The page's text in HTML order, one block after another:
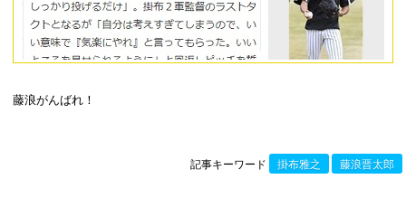
藤浪がんばれ！
記事キーワード 掛布雅之 藤浪晋太郎